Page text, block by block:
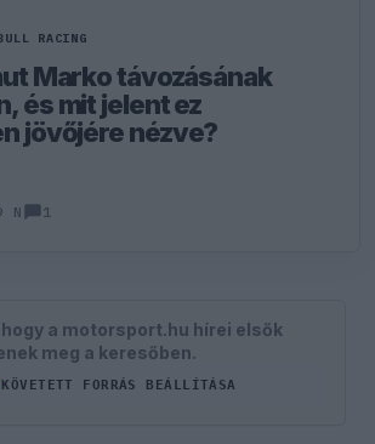
RACING
Marko távozásának
és mit jelent ez
jövőjére nézve?
N 1
a motorsport.hu hírei elsők
meg a keresőben.
KÖVETETT FORRÁS BEÁLLÍTÁSA